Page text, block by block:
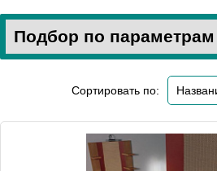
Подбор по параметрам
Сортировать по: